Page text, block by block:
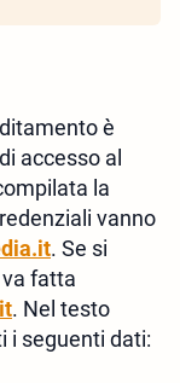
è
accesso al
la
vanno
. Se si
fatta
. Nel testo
i seguenti dati: